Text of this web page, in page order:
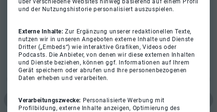
über verschiedene Websites hinweg basierend auf einem Profil
und der Nutzungshistorie personalisiert auszuspielen.
Externe Inhalte:Zur Ergänzung unserer redaktionellen Texte,
nutzen wir in unseren Angeboten externe Inhalte und Dienste
Dritter („Embeds“) wie interaktive Grafiken, Videos oder
Podcasts. Die Anbieter, von denen wir diese externen Inhalten
und Dienste beziehen, können ggf. Informationen auf Ihrem
Gerät speichern oder abrufen und Ihre personenbezogenen
Daten erheben und verarbeiten.
Verarbeitungszwecke: Personalisierte Werbung mit
Profilbildung, externe Inhalte anzeigen, Optimierung des